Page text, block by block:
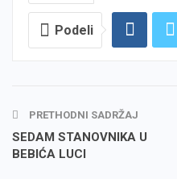
Podeli
PRETHODNI SADRŽAJ
SEDAM STANOVNIKA U
BEBIĆA LUCI